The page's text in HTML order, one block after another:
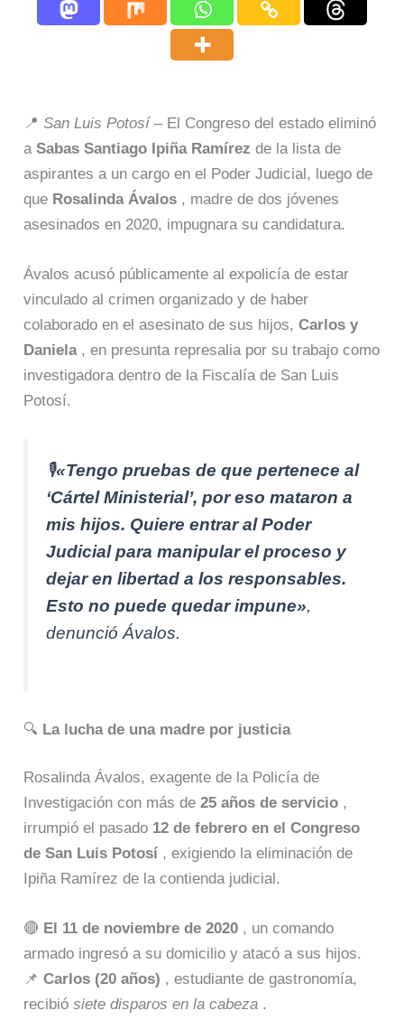
📍San Luis Potosí– El Congreso del estado eliminó
aSabas Santiago Ipiña Ramírez de la lista de
aspirantes a un cargo en el Poder Judicial, luego de
que Rosalinda Ávalos , madre de dos jóvenes
asesinados en 2020, impugnara su candidatura.
Ávalos acusó públicamente al expolicía de estar
vinculado al crimen organizado y de haber
colaborado en el asesinato de sus hijos,Carlos y
Daniela, en presunta represalia por su trabajo como
investigadora dentro de la Fiscalía de San Luis
Potosí.
🎙️«Tengo pruebas de que pertenece al
‘Cártel Ministerial’, por eso mataron a
mis hijos. Quiere entrar al Poder
Judicial para manipular el proceso y
dejar en libertad a los responsables.
Esto no puede quedar impune»,
denunció Ávalos.
🔍 La lucha de una madre por justicia
Rosalinda Ávalos, exagente de la Policía de
Investigación con más de25 años de servicio ,
irrumpió el pasado 12 de febrero en el Congreso
de San Luis Potosí , exigiendo la eliminación de
Ipiña Ramírez de la contienda judicial.
🔴 El 11 de noviembre de 2020 , un comando
armado ingresó a su domicilio y atacó a sus hijos.
📌Carlos (20 años) , estudiante de gastronomía,
recibiósiete disparos en la cabeza .